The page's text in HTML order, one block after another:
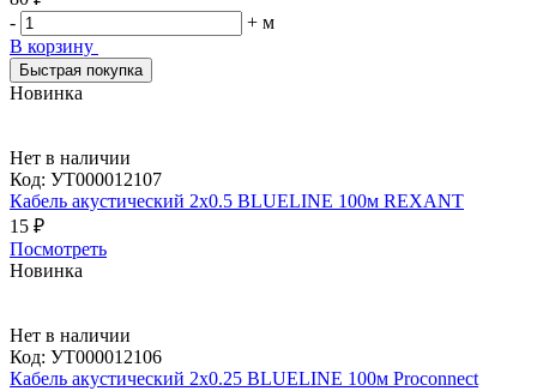
-
+ м
В корзину
Быстрая покупка
Новинка
Нет в наличии
Код: УТ000012107
Кабель акустический 2x0.5 BLUELINE 100м REXANT
15 ₽
Посмотреть
Новинка
Нет в наличии
Код: УТ000012106
Кабель акустический 2x0.25 BLUELINE 100м Proconnect